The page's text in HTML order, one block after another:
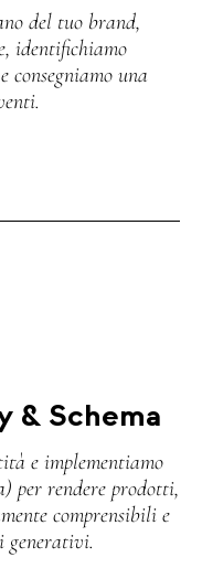
del tuo brand,
identifichiamo
consegniamo una
& Schema
e implementiamo
per rendere prodotti,
comprensibili e